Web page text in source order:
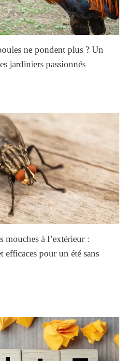
ne pondent plus ? Un
jardiniers passionnés
mouches à l’extérieur :
efficaces pour un été sans